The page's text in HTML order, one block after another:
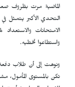
الماضية مرت بظروف
التحدي الأكبر يتمثل
الامتحانات
واستطاعوا تخطيه.
تكن بالمستوى المأمول،